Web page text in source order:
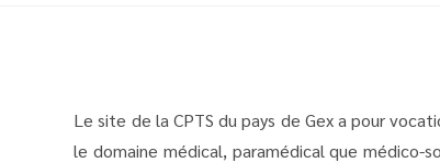
Le site de la CPTS du pays de Gex a pour
le domaine médical, paramédical que médico-